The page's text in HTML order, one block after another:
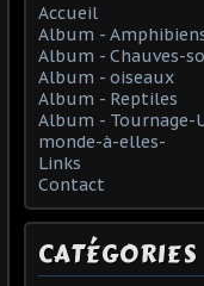
Accueil
Album -
Album - Chauves-
Album - oiseaux
Album - Reptiles
Album - Tournage-
monde-à-elles-
Links
Contact
CATÉGORIES